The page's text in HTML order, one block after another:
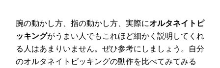
腕の動かし方、指の動かし方、実際にオルタネイトピ
ッキングがうまい人でもこれほど細かく説明してくれ
る人はあまりいません。ぜひ参考にしましょう。自分
のオルタネイトピッキングの動作を比べてみてみる